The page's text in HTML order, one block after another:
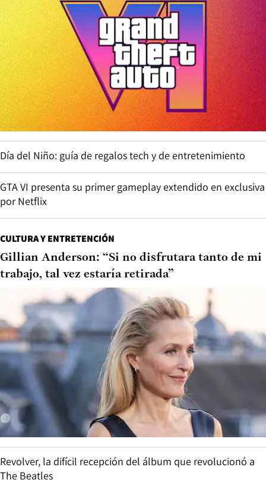
Día del Niño: guía de regalos tech y de entretenimiento
GTA VI presenta su primer gameplay extendido en exclusiva
por Netflix
CULTURA Y ENTRETENCIÓN
Gillian Anderson: “Si no disfrutara tanto de mi
trabajo, tal vez estaría retirada”
Revolver, la difícil recepción del álbum que revolucionó a
The Beatles